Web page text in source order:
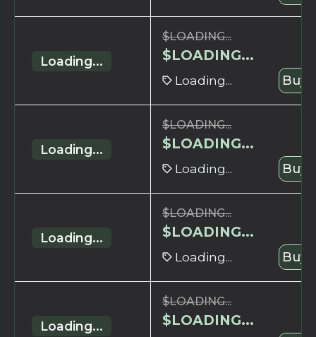
Loading...
$LOADING...
$LOADING...
Loading... Buy
Loading...
$LOADING...
$LOADING...
Loading... Buy
Loading...
$LOADING...
$LOADING...
Loading... Buy
Loading...
$LOADING...
$LOADING...